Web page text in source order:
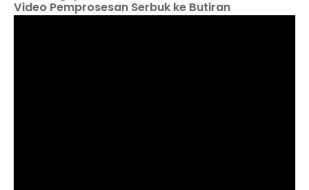
Video Pemprosesan Serbuk ke Butiran